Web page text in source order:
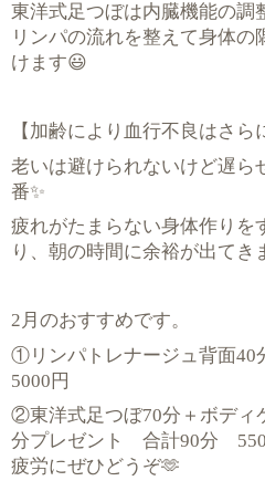
東洋式足つぼは内臓機能の調
リンパの流れを整えて身体
けます😃
【加齢により血行不良はさら
老いは避けられないけど遅ら
番✨
疲れがたまらない身体作りを
り、朝の時間に余裕が出てき
2月のおすすめです。
①リンパトレナージュ背面40
5000 円
②東洋式足つぼ70分＋ボディ
分プレゼント 合計90分
疲労にぜひどうぞ🫶